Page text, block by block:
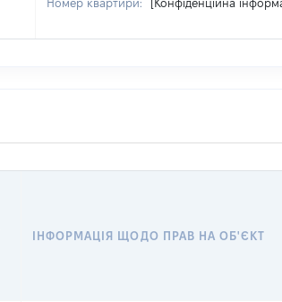
Номер квартири:
[Конфіденційна
ІНФОРМАЦІЯ ЩОДО ПРАВ НА ОБ'ЄКТ